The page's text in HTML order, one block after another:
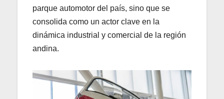
parque automotor del país, sino que se
consolida como un actor clave en la
dinámica industrial y comercial de la región
andina.